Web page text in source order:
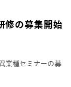
修の募集開始
業種セミナーの募